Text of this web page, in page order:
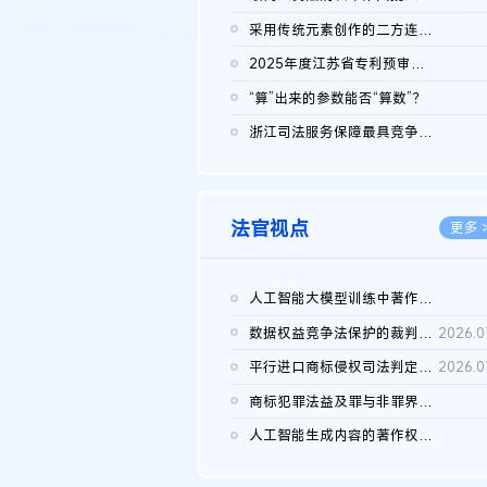
采用传统元素创作的二方连续装饰图案作品的独创性及侵权对比认定
2025年度江苏省专利预审典型案例
“算”出来的参数能否“算数”？
浙江司法服务保障最具竞争力营商环境建设典型案例（第二批）含侵...
法官视点 更多
人工智能大模型训练中著作权的合理使用
数据权益竞争法保护的裁判路径构建
平行进口商标侵权司法判定规则的困境与纾解
商标犯罪法益及罪与非罪界限研究
人工智能生成内容的著作权司法认定：演进逻辑、现实困境与规则建...